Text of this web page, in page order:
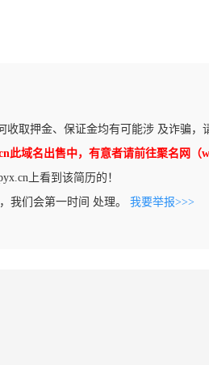
收取押金、保证金均有可能涉 及诈骗，
此域名出售中，有意者请前往聚名网（
上看到该简历的！
我们会第一时间 处理。 我要举报>>>